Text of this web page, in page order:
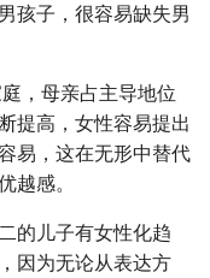
孩子，很容易缺失男
，母亲占主导地位
提高，女性容易提出
易，这在无形中替代
越感。
的儿子有女性化趋
因为无论从表达方